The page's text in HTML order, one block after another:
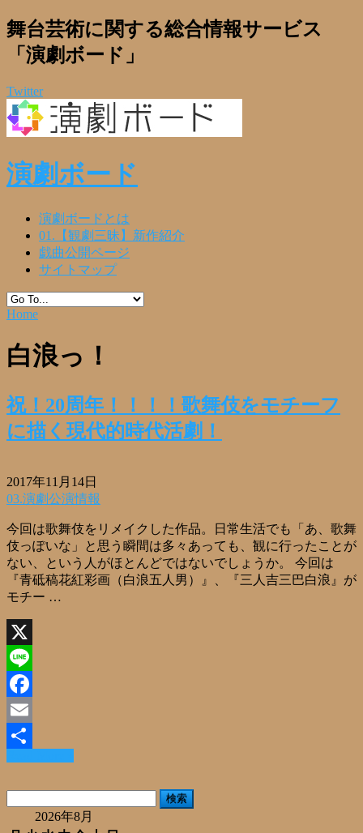
舞台芸術に関する総合情報サービス
「演劇ボード」
Twitter
演劇ボード
演劇ボードとは
01.【観劇三昧】新作紹介
戯曲公開ページ
サイトマップ
Home
白浪っ！
祝！20周年！！！！歌舞伎をモチーフ
に描く現代的時代活劇！
2017年11月14日
03.演劇公演情報
今回は歌舞伎をリメイクした作品。日常生活でも「あ、歌舞
伎っぽいな」と思う瞬間は多々あっても、観に行ったことが
ない、という人がほとんどではないでしょうか。 今回は
『青砥稿花紅彩画（白浪五人男）』、『三人吉三巴白浪』が
モチー …
X
Line
Facebook
Email
共
有
2026年8月